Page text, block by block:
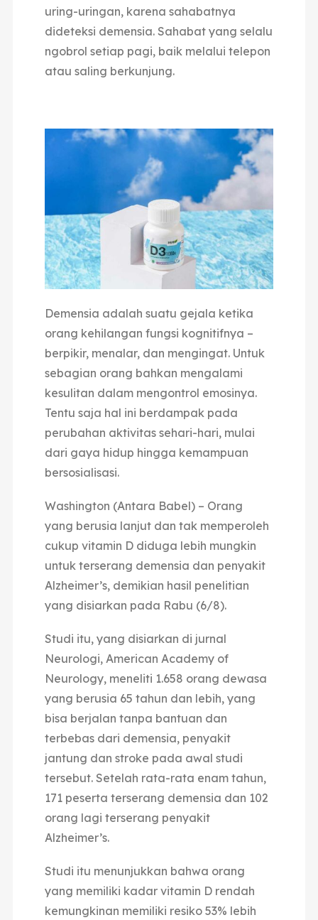
uring-uringan, karena sahabatnya
dideteksi demensia. Sahabat yang selalu
ngobrol setiap pagi, baik melalui telepon
atau saling berkunjung.
Demensia adalah suatu gejala ketika
orang kehilangan fungsi kognitifnya –
berpikir, menalar, dan mengingat. Untuk
sebagian orang bahkan mengalami
kesulitan dalam mengontrol emosinya.
Tentu saja hal ini berdampak pada
perubahan aktivitas sehari-hari, mulai
dari gaya hidup hingga kemampuan
bersosialisasi.
Washington (Antara Babel) – Orang
yang berusia lanjut dan tak memperoleh
cukup vitamin D diduga lebih mungkin
untuk terserang demensia dan penyakit
Alzheimer’s, demikian hasil penelitian
yang disiarkan pada Rabu (6/8).
Studi itu, yang disiarkan di jurnal
Neurologi, American Academy of
Neurology, meneliti 1.658 orang dewasa
yang berusia 65 tahun dan lebih, yang
bisa berjalan tanpa bantuan dan
terbebas dari demensia, penyakit
jantung dan stroke pada awal studi
tersebut. Setelah rata-rata enam tahun,
171 peserta terserang demensia dan 102
orang lagi terserang penyakit
Alzheimer’s.
Studi itu menunjukkan bahwa orang
yang memiliki kadar vitamin D rendah
kemungkinan memiliki resiko 53% lebih